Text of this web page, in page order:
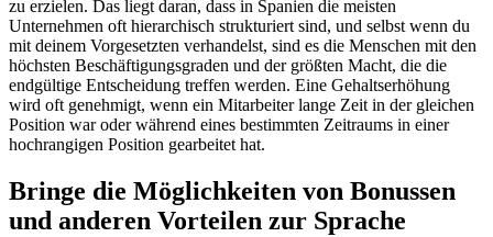
zu erzielen. Das liegt daran, dass in Spanien die meisten
Unternehmen oft hierarchisch strukturiert sind, und selbst wenn du
mit deinem Vorgesetzten verhandelst, sind es die Menschen mit den
höchsten Beschäftigungsgraden und der größten Macht, die die
endgültige Entscheidung treffen werden. Eine Gehaltserhöhung
wird oft genehmigt, wenn ein Mitarbeiter lange Zeit in der gleichen
Position war oder während eines bestimmten Zeitraums in einer
hochrangigen Position gearbeitet hat.
Bringe die Möglichkeiten von Bonussen
und anderen Vorteilen zur Sprache